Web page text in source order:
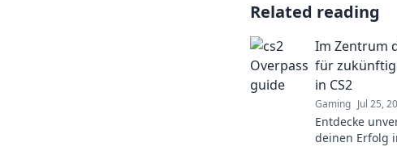
Related reading
Im Zentrum
für
in CS2
Gaming Jul 25,
Entdecke
deinen Erfolg